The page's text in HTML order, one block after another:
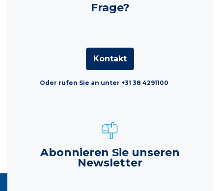
Frage?
Kontakt
Oder rufen Sie an unter +31 38 4291100
Abonnieren Sie unseren
Newsletter